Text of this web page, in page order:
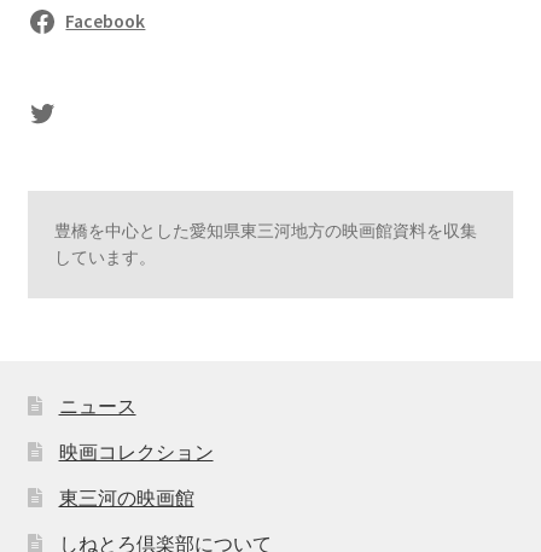
Facebook
sasaki's Twitter
豊橋を中心とした愛知県東三河地方の映画館資料を収集
しています。
ニュース
映画コレクション
東三河の映画館
しねとろ倶楽部について